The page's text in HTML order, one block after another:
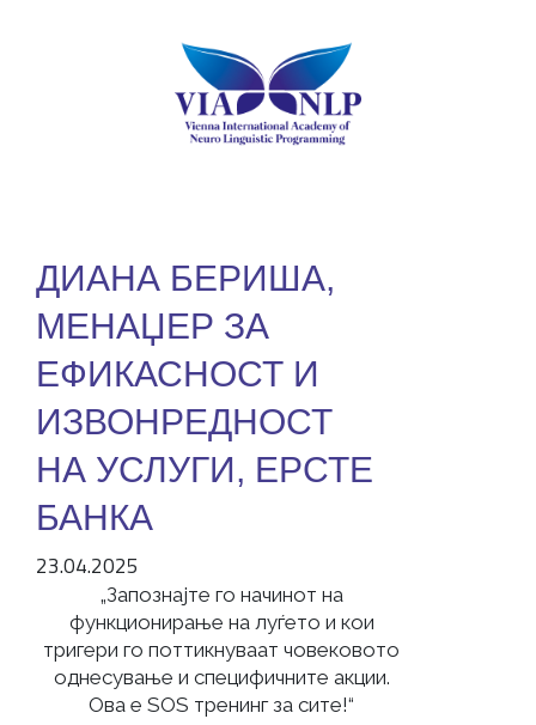
ДИАНА БЕРИША,
МЕНАЏЕР ЗА
ЕФИКАСНОСТ И
ИЗВОНРЕДНОСТ
НА УСЛУГИ, ЕРСТЕ
БАНКА
23.04.2025
„Запознајте го начинот на
функционирање на луѓето и кои
тригери го поттикнуваат човековото
однесување и специфичните акции.
Ова е SOS тренинг за сите!“